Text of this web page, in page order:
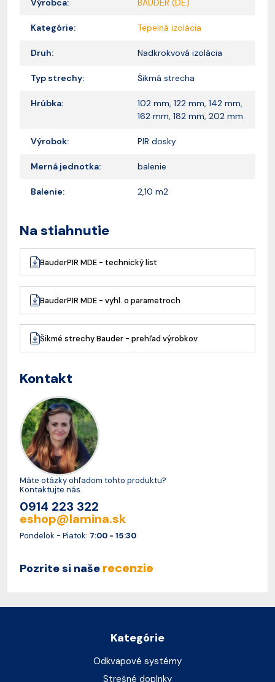
Výrobca: BAUDER (DE)
Kategórie: Tepelná izolácia
Druh: Nadkrokvová izolácia
Typ strechy: Šikmá strecha
Hrúbka:
102 mm, 122 mm, 142 mm,
162 mm, 182 mm, 202 mm
Výrobok: PIR dosky
Merná jednotka: balenie
Balenie: 2,10 m2
Na stiahnutie
BauderPIR MDE - technický list
BauderPIR MDE - vyhl. o parametroch
Šikmé strechy Bauder - prehľad výrobkov
Kontakt
Máte otázky ohľadom tohto produktu?
Kontaktujte nás.
0914 223 322
eshop@lamina.sk
Pondelok - Piatok: 7:00 - 15:30
Pozrite si naše recenzie
Kategórie
Odkvapové systémy
Strešné doplnky